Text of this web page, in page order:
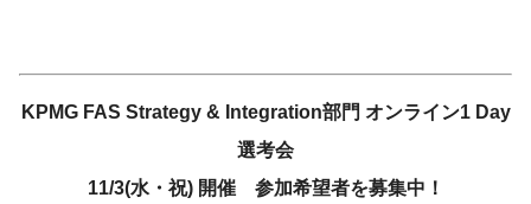
KPMG FAS Strategy & Integration部門 オンライン1 Day
選考会
11/3(水・祝) 開催 参加希望者を募集中！